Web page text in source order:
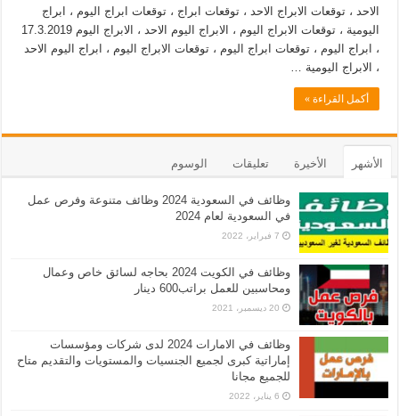
الاحد ، توقعات الابراج الاحد ، توقعات ابراج ، توقعات ابراج اليوم ، ابراج
اليومية ، توقعات الابراج اليوم ، الابراج اليوم الاحد ، الابراج اليوم 17.3.2019
، ابراج اليوم ، توقعات ابراج اليوم ، توقعات الابراج اليوم ، ابراج اليوم الاحد
، الابراج اليومية …
أكمل القراءة »
الأشهر الأخيرة تعليقات الوسوم
وظائف في السعودية 2024 وظائف متنوعة وفرص عمل
في السعودية لعام 2024
7 فبراير، 2022
وظائف في الكويت 2024 بحاجه لسائق خاص وعمال
ومحاسبين للعمل براتب600 دينار
20 ديسمبر، 2021
وظائف في الامارات 2024 لدى شركات ومؤسسات
إماراتية كبرى لجميع الجنسيات والمستويات والتقديم متاح
للجميع مجانا
6 يناير، 2022